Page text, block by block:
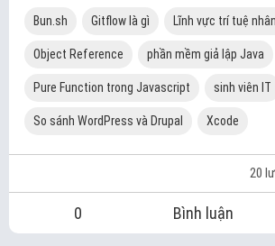
Bun.sh Gitflow là gì Lĩnh vực trí tuệ
Object Reference phần mềm giả lập Java
Pure Function trong Javascript sinh viên IT
So sánh WordPress và Drupal Xcode
20
0 Bình luận